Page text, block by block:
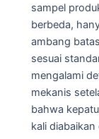
sampel
berbeda,
ambang
sesuai
mengalami
mekanis
bahwa
kali